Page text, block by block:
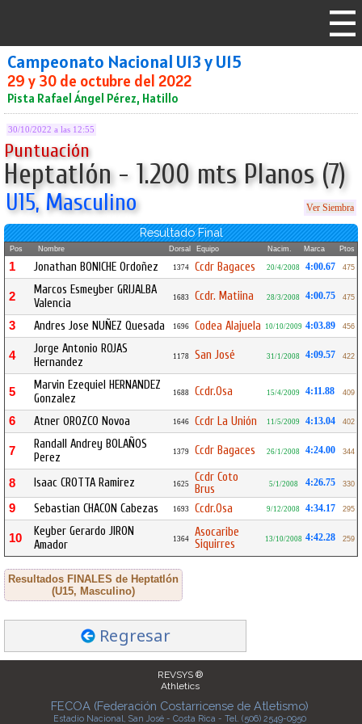
Campeonato Nacional U13 y U15
29 y 30 de octubre del 2022
Pista Rafael Ángel Pérez, Hatillo
30/10/2022 a las 12:55
Puntuación
Heptatlón - 1.200 mts Planos (7)
U15, Masculino Ver Siembra
Resultado Final
Pos Nombre Dorsal Equipo Nacim. Marca Ptos
1 Jonathan BONICHE Ordoñez 1374 Ccdr Bagaces 20/4/2008 4:00.67 475
2
Marcos Esmeyber GRIJALBA
Valencia
1683 Ccdr. Matiina 28/3/2008 4:00.75 475
3 Andres Jose NUÑEZ Quesada 1696 Codea Alajuela 10/10/2009 4:03.89 456
4
Jorge Antonio ROJAS
Hernandez
1178 San José 31/1/2008 4:09.57 422
5
Marvin Ezequiel HERNANDEZ
Gonzalez
1688 Ccdr.Osa 15/4/2009 4:11.88 409
6 Atner OROZCO Novoa 1646 Ccdr La Unión 11/5/2009 4:13.04 402
7
Randall Andrey BOLAÑOS
Perez
1379 Ccdr Bagaces 26/1/2008 4:24.00 344
8 Isaac CROTTA Ramirez 1625
Ccdr Coto
Brus
5/1/2008 4:26.75 330
9 Sebastian CHACON Cabezas 1693 Ccdr.Osa 9/12/2008 4:34.17 295
10
Keyber Gerardo JIRON
Amador
1364
Asocaribe
Siquirres
13/10/2008 4:42.28 259
Resultados FINALES de Heptatlón
(U15, Masculino)
Regresar
REVSYS ®
Athletics
FECOA (Federación Costarricense de Atletismo)
Estadio Nacional, San José - Costa Rica - Tel. (506) 2549-0950